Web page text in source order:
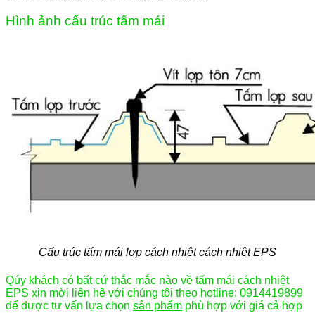
Hình ảnh cấu trúc tấm mái
Cấu trúc tấm mái lợp cách nhiệt cách nhiệt EPS
Qúy khách có bất cứ thắc mắc nào về tấm mái cách nhiệt
EPS xin mời liên hệ với chúng tôi theo hotline: 0914419899
để được tư vấn lựa chọn sản phẩm phù hợp với giá cả hợp